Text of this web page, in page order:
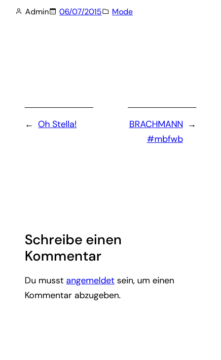
Admin 06/07/2015 Mode
← Oh Stella! →
BRACHMANN
#mbfwb
Schreibe einen
Kommentar
Du musst angemeldet sein, um einen
Kommentar abzugeben.